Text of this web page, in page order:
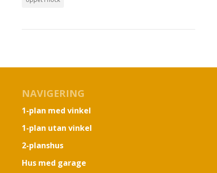
NAVIGERING
1-plan med vinkel
1-plan utan vinkel
2-planshus
Hus med garage